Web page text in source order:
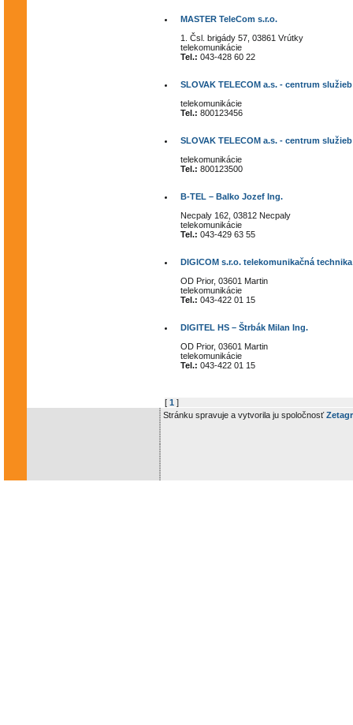
MASTER TeleCom s.r.o.
1. Čsl. brigády 57, 03861 Vrútky
telekomunikácie
Tel.: 043-428 60 22
SLOVAK TELECOM a.s. - centrum
telekomunikácie
Tel.: 800123456
SLOVAK TELECOM a.s. - centrum
telekomunikácie
Tel.: 800123500
B-TEL – Balko Jozef Ing.
Necpaly 162, 03812 Necpaly
telekomunikácie
Tel.: 043-429 63 55
DIGICOM s.r.o. telekomunikačná technika
OD Prior, 03601 Martin
telekomunikácie
Tel.: 043-422 01 15
DIGITEL HS – Štrbák Milan Ing.
OD Prior, 03601 Martin
telekomunikácie
Tel.: 043-422 01 15
[ 1 ]
Stránku spravuje a vytvorila ju spoločnosť